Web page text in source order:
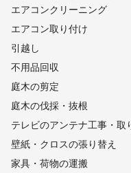
エアコンクリーニング
エアコン取り付け
引越し
不用品回収
庭木の剪定
庭木の伐採・抜根
テレビのアンテナ工事・取
壁紙・クロスの張り替え
家具・荷物の運搬